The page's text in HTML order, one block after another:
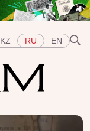
KZ RU EN